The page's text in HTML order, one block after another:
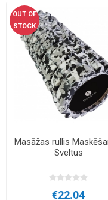
OUT OF
STOCK
Masāžas rullis
Sveltus
€22.04